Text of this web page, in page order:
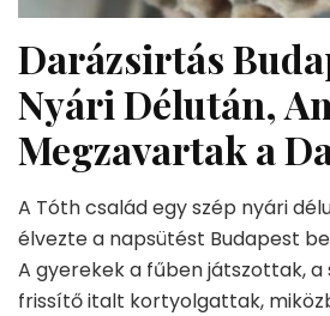
Darázsirtás
Nyári Délután,
Megzavartak a
A Tóth család egy szép nyári
élvezte a napsütést Budapest
A gyerekek a fűben játszottak, a
frissítő italt kortyolgattak,